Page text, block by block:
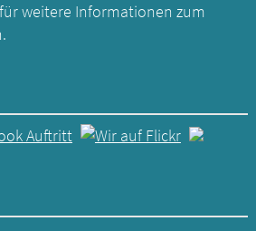
weitere Informationen zum